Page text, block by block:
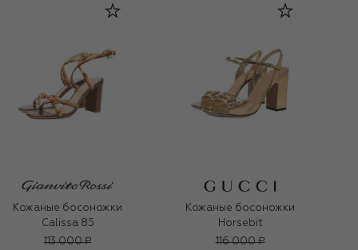
Кожаные босоножки
Calissa 85
113 000 ₽
Кожаные босоножки
Horsebit
116 000 ₽